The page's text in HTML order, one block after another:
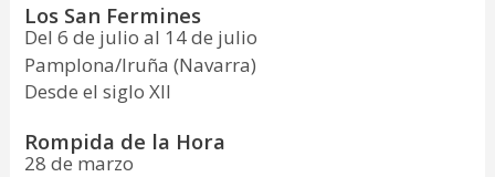
Los San Fermines
Del 6 de julio al 14 de julio
Pamplona/Iruña (Navarra)
Desde el siglo XII
Rompida de la Hora
28 de marzo